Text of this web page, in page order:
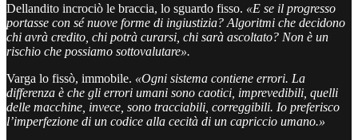
Dellandito incrociò le braccia, lo sguardo fisso. «E se il progresso
portasse con sé nuove forme di ingiustizia? Algoritmi che decidono
chi avrà credito, chi potrà curarsi, chi sarà ascoltato? Non è un
rischio che possiamo sottovalutare».
Varga lo fissò, immobile. «Ogni sistema contiene errori. La
differenza è che gli errori umani sono caotici, imprevedibili, quelli
delle macchine, invece, sono tracciabili, correggibili. Io preferisco
l’imperfezione di un codice alla cecità di un capriccio umano.»